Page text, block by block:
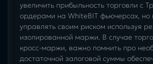
увеличить прибыльность торговли с
ордерами на WhiteBIT фьючерсах, но
управлять своим риском используя
изолированной маржи. В случае
кросс-маржи, важно помнить про
достаточной залоговой суммы